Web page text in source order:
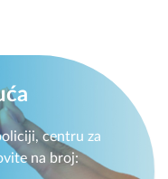
centru za
na broj: